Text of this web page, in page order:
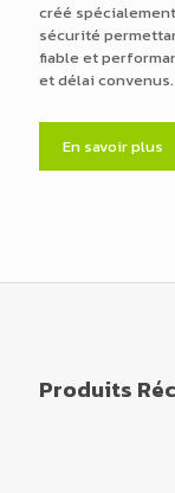
créé
sécurité
fiable et
et délai convenus.
En savoir plus
Produits